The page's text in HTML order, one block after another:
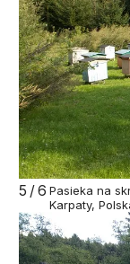
5/6 Pasieka na
Karpaty,